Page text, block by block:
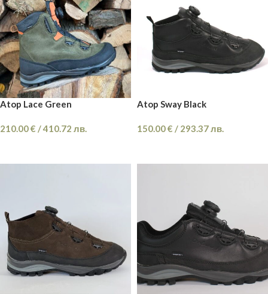
Atop Lace Green
210.00€ /410.72 лв.
Atop Sway Black
150.00€ / 293.37лв.